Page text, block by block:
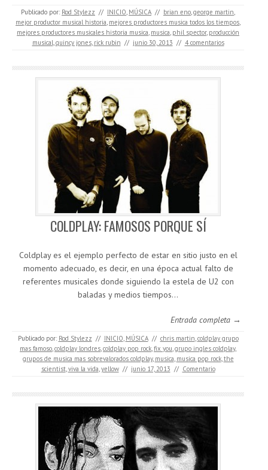
Publicado por: Rod Stylezz // INICIO, MÚSICA // brian eno,george martin,
mejor productor musical historia, mejores productores musica todos los tiempos,
mejores productores musicales historia musica, musica, phil spector, producción
musical,quincy jones, rick rubin // junio 30, 2013 // 4 comentarios
COLDPLAY: FAMOSOS PORQUE SÍ
Coldplay es el ejemplo perfecto de estar en sitio justo en el
momento adecuado, es decir, en una época actual falto de
referentes musicales donde siguiendo la estela de U2 con
baladas y medios tiempos…
Entrada completa →
Publicado por: Rod Stylezz // INICIO, MÚSICA // chris martin,coldplay grupo
mas famoso,coldplay londres,coldplay pop rock,fix you,grupo ingles coldplay,
grupos de musica mas sobrevalorados coldplay, musica, musica pop rock,the
scientist,viva la vida,yellow // junio 17, 2013 // Comentario